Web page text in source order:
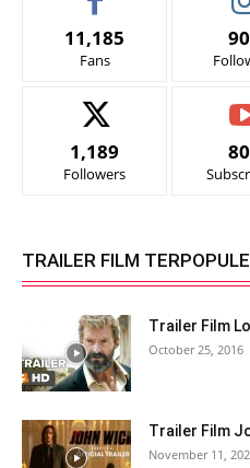
11,185
Fans
1,189
Followers
TRAILER FILM
Trailer Film
October 25, 2016
Trailer Film
November 11,